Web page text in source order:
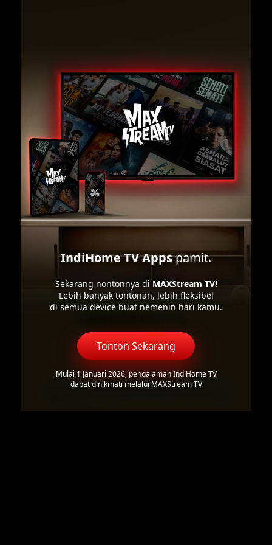
IndiHome TV Appspamit.
Sekarang nontonnya di MAXStream TV!
Lebih banyak tontonan, lebih fleksibel
di semua device buat nemenin hari kamu.
Tonton Sekarang
Mulai 1 Januari 2026, pengalaman IndiHome TV
dapat dinikmati melalui MAXStream TV